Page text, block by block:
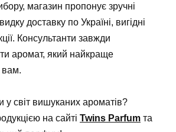
магазин пропонує зручні
доставку по Україні, вигідні
Консультанти завжди
аромат, який найкраще
вам.
у світ вишуканих ароматів?
на сайті Twins Parfum та